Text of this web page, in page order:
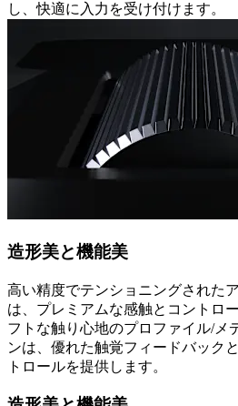
し、快適に入力を受け付けます。
造形美と機能美
高い精度でテンショニングされた
は、プレミアムな感触とコントロ
フトな触り心地のプロファイル/メ
ンは、優れた触覚フィードバック
トロールを提供します。